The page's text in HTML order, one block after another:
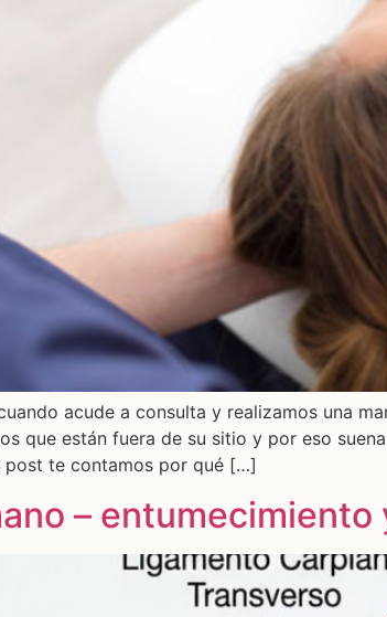
acude a consulta y realizamos una
que están fuera de su sitio y por eso
post te contamos por qué […]
–